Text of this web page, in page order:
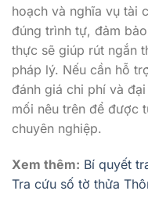
hoạch và nghĩa vụ tài
đúng trình tự, đảm
thực sẽ giúp rút ngắn
pháp lý. Nếu cần hỗ
đánh giá chi phí và
mối nêu trên để được
chuyên nghiệp.
Xem thêm: Bí quyết
Tra cứu số tờ thửa